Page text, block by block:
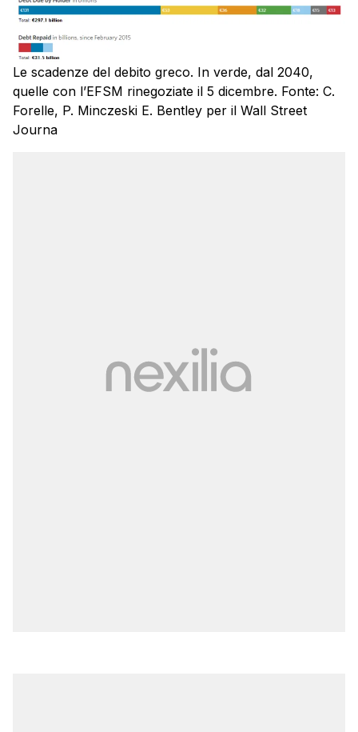
Le scadenze del debito greco. In verde, dal 2040,
quelle con l’EFSM rinegoziate il 5 dicembre. Fonte: C.
Forelle, P. Minczeski E. Bentley per il Wall Street
Journa